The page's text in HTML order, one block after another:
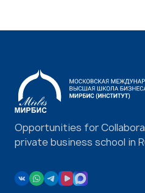
Opportunities for
private business school in